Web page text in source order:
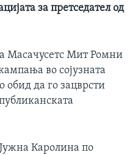
за претседател од
Масачусетс Мит Ромни
во сојузната
обид да го зацврсти
Каролина по